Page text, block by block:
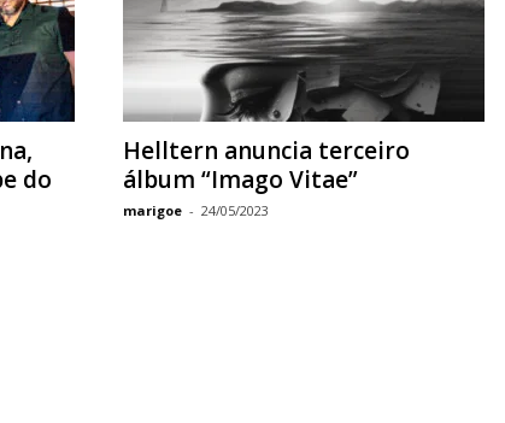
do
Helltern anuncia terceiro
álbum “Imago Vitae”
marigoe - 24/05/2023